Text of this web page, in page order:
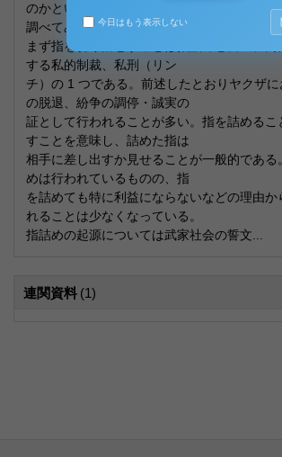
のかといった指詰めについて
調べてみた。
まず指を切り落とすことは指詰めと言い、肉
する私的制裁、私刑（リン
チ）の 1 つである。前述したとおりヤクザ
の脱退、紛争の調停・誠実の
証として行われることが多い。指を詰めるこ
すことを意味し、詰めた指は
相手に差し出すか見せることが一般的である
めは行われているものの、指
を詰めても特に利益にならないなどの理由か
れることは少なくなっている。
指詰めの起源については武家社会の誓文...
連関資料 (1)
今日はもう表示しない